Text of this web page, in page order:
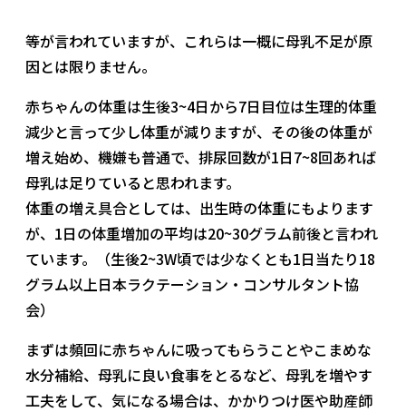
等が言われていますが、これらは一概に母乳不足が原
因とは限りません。
赤ちゃんの体重は生後3~4日から7日目位は生理的体重
減少と言って少し体重が減りますが、その後の体重が
増え始め、機嫌も普通で、排尿回数が1日7~8回あれば
母乳は足りていると思われます。
体重の増え具合としては、出生時の体重にもよります
が、1日の体重増加の平均は20~30グラム前後と言われ
ています。（生後2~3W頃では少なくとも1日当たり18
グラム以上日本ラクテーション・コンサルタント協
会）
まずは頻回に赤ちゃんに吸ってもらうことやこまめな
水分補給、母乳に良い食事をとるなど、母乳を増やす
工夫をして、気になる場合は、かかりつけ医や助産師